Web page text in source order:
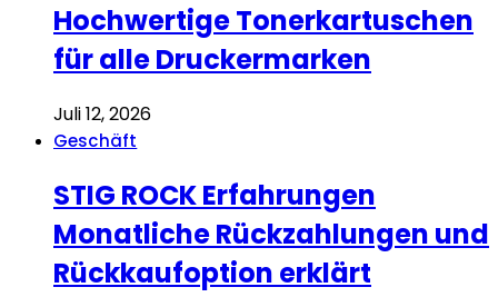
Hochwertige Tonerkartuschen
für alle Druckermarken
Juli 12, 2026
Geschäft
STIG ROCK Erfahrungen
Monatliche Rückzahlungen und
Rückkaufoption erklärt